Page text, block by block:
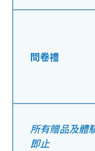
問卷禮
所有贈品及體
即止